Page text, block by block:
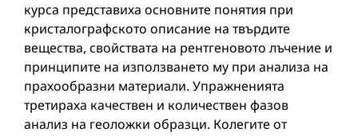
курса представиха основните понятия при
кристалографското описание на твърдите
вещества, свойствата на рентгеновото лъчение и
принципите на използването му при анализа на
прахообразни материали. Упражненията
третираха качествен и количествен фазов
анализ на геоложки образци. Колегите от